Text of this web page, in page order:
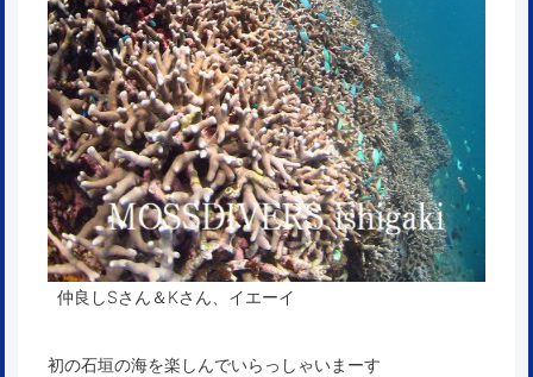
仲良しSさん＆Kさん、イエーイ
初の石垣の海を楽しんでいらっしゃいまーす